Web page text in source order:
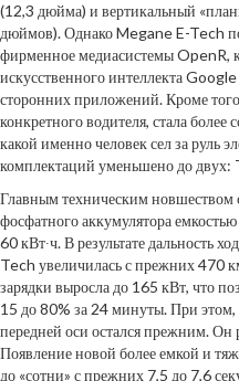
(12,3 дюйма) и вертикальный
дюймов). Однако Megane E-Tech
фирменное медиасистемы OpenR,
искусственного интеллекта
сторонних приложений. Кроме
конкретного водителя, стала
какой именно человек сел за руль
комплектаций уменьшено до
Главным техническим новшеством
фосфатного аккумулятора
60 кВт∙ч. В результате дальность
Tech увеличилась с прежних 470
зарядки выросла до 165 кВт, что
15 до 80% за 24 минуты. При
передней оси остался прежним.
Появление новой более емкой и
до «сотни» с прежних 7,5 до 7,6